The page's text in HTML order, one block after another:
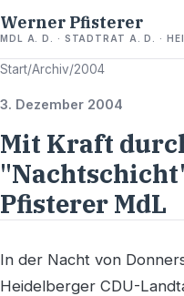
Werner Pfisterer
MDL A. D. · STADTRAT A. D. ·
Start/Archiv/2004
3. Dezember 2004
Mit Kraft
Pfisterer MdL
In der Nacht von
Heidelberger CDU-